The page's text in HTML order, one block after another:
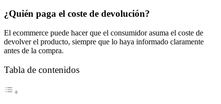
¿Quién paga el coste de devolución?
El ecommerce puede hacer que el consumidor asuma el coste de
devolver el producto, siempre que lo haya informado claramente
antes de la compra.
Tabla de contenidos